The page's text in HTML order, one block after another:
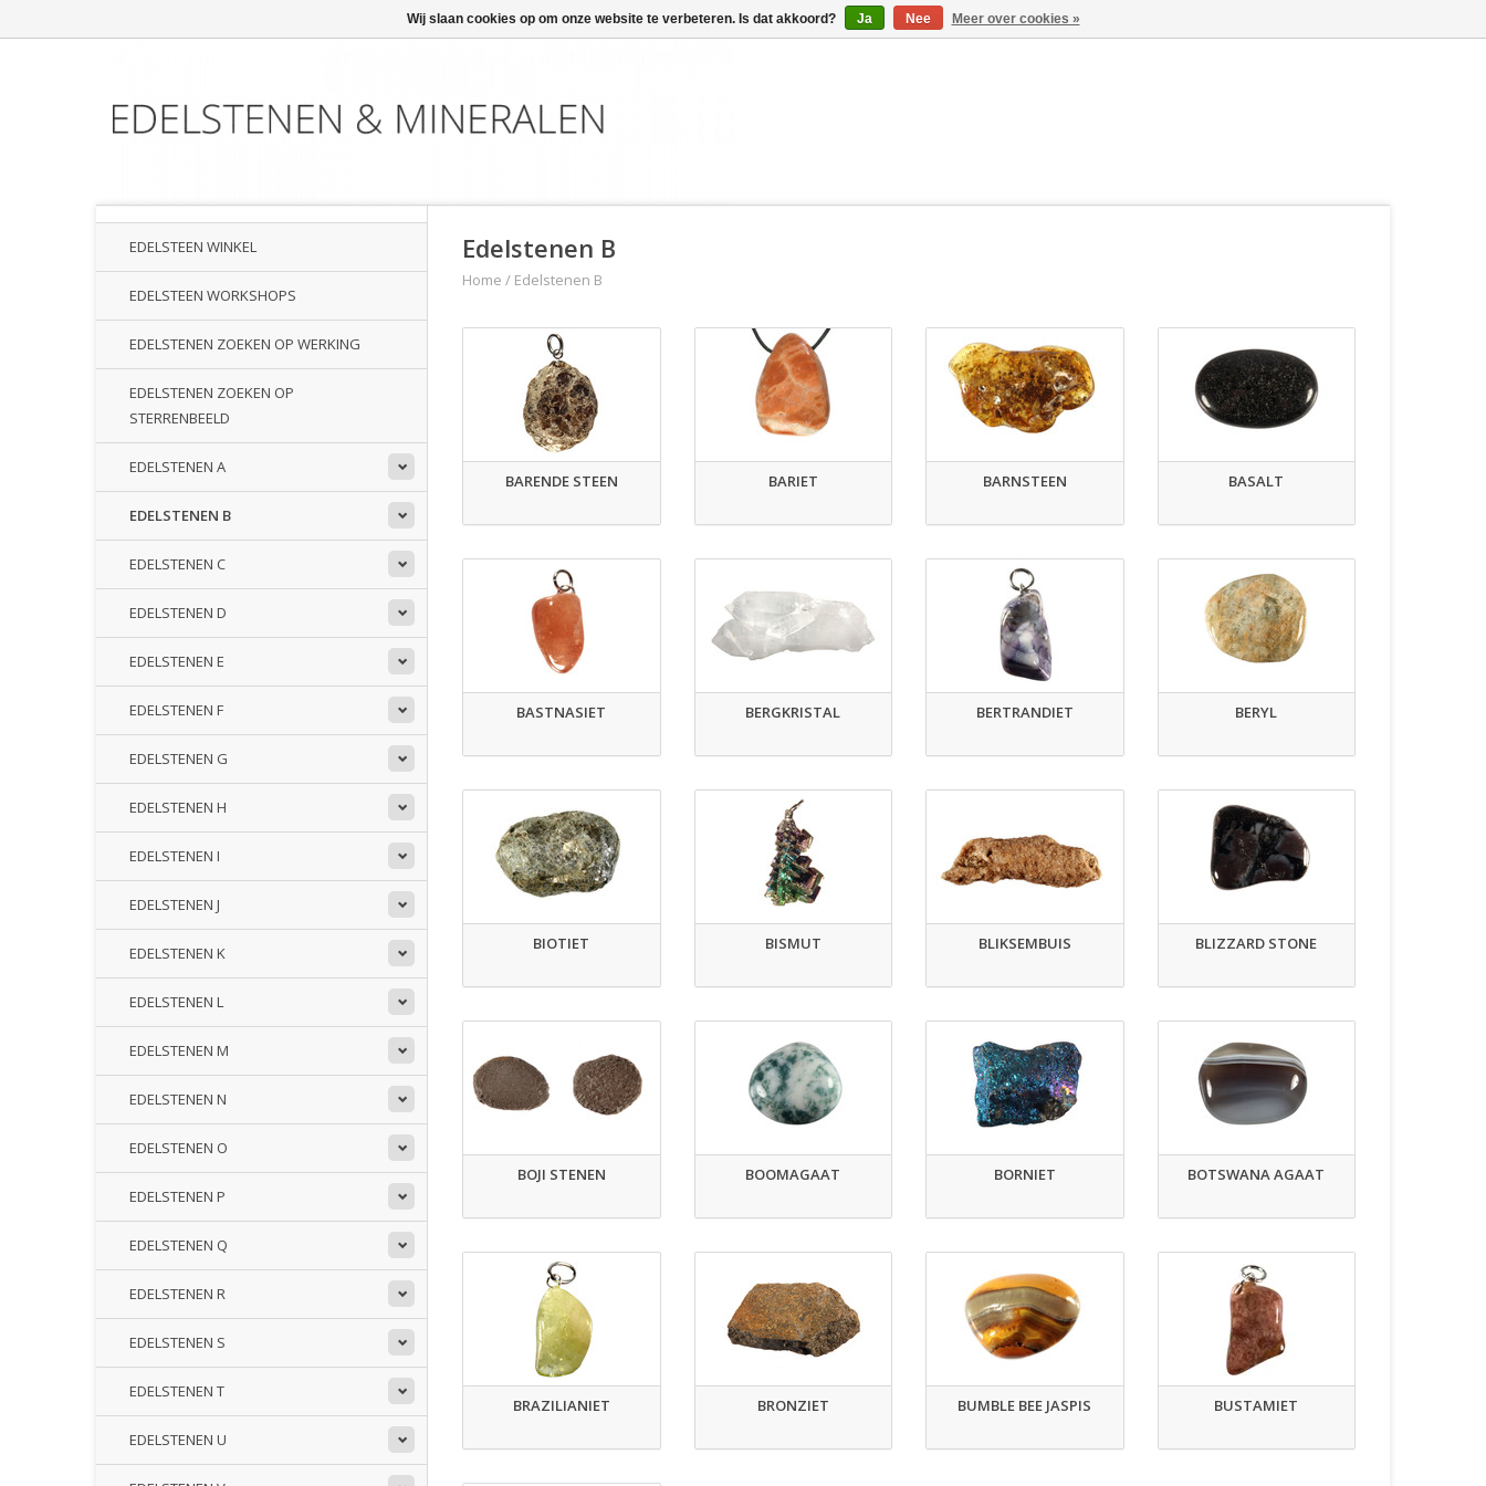
EDELSTEEN WINKEL
EDELSTEEN WORKSHOPS
EDELSTENEN ZOEKEN OP WERKING
EDELSTENEN ZOEKEN OP
STERRENBEELD
EDELSTENEN A
EDELSTENEN B
EDELSTENEN C
EDELSTENEN D
EDELSTENEN E
EDELSTENEN F
EDELSTENEN G
EDELSTENEN H
EDELSTENEN I
EDELSTENEN J
EDELSTENEN K
EDELSTENEN L
EDELSTENEN M
EDELSTENEN N
EDELSTENEN O
EDELSTENEN P
EDELSTENEN Q
EDELSTENEN R
EDELSTENEN S
EDELSTENEN T
EDELSTENEN U
Edelstenen B
Home / Edelstenen B
BARENDE STEEN BARIET BARNSTEEN BASALT
BASTNASIET BERGKRISTAL BERTRANDIET BERYL
BIOTIET BISMUT BLIKSEMBUIS BLIZZARD STONE
BOJI STENEN BOOMAGAAT BORNIET BOTSWANA AGAAT
BRAZILIANIET BRONZIET BUMBLE BEE JASPIS BUSTAMIET
Wij slaan cookies op om onze website te verbeteren. Is dat akkoord? Ja Nee Meer over cookies »